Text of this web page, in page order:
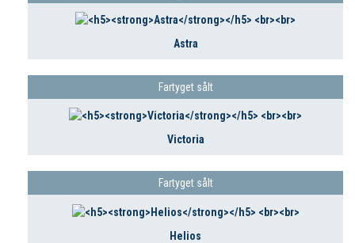
Astra
Fartyget sålt
Victoria
Fartyget sålt
Helios